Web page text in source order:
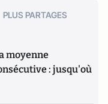
PLUS PARTAGES
moyenne
: jusqu'où